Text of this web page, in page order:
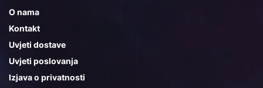
O nama
Kontakt
Uvjeti dostave
Uvjeti poslovanja
Izjava o privatnosti